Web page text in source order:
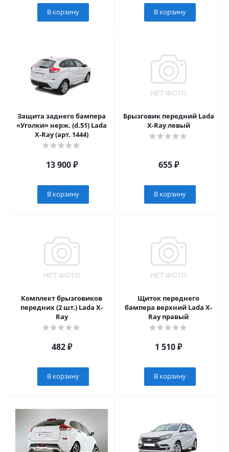
В корзину В корзину
Защита заднего бампера
«Уголки» нерж. (d.51) Lada
X-Ray (арт. 1444)
13 900₽
В корзину
Брызговик передний Lada
X-Ray левый
655₽
В корзину
Комплект брызговиков
передних (2 шт.) Lada X-
Ray
482₽
В корзину
Щиток переднего
бампера верхний Lada X-
Ray правый
1 510₽
В корзину